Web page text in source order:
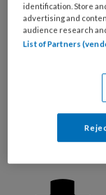
praktijk en
schoenmeter
identification. Store
advertising and
audience research
List of Partners